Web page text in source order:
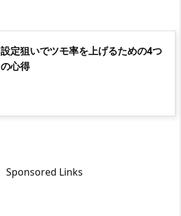
設定狙いでツモ率を上げるための4つ
の心得
Sponsored Links